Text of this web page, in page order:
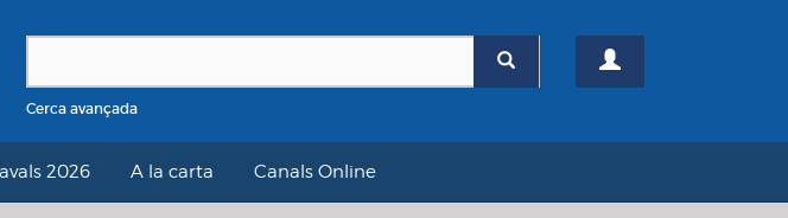
Cerca avançada
2026 A la carta Canals Online